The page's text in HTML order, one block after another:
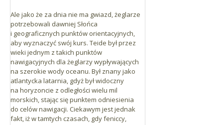
Ale jako że za dnia nie ma gwiazd, żeglarze
potrzebowali dawniej Słońca
i geograficznych punktów orientacyjnych,
aby wyznaczyć swój kurs. Teide był przez
wieki jednym z takich punktów
nawigacyjnych dla żeglarzy wypływających
na szerokie wody oceanu. Był znany jako
atlantycka latarnia, gdyż był widoczny
na horyzoncie z odległości wielu mil
morskich, stając się punktem odniesienia
do celów nawigacji. Ciekawym jest jednak
fakt, iż w tamtych czasach, gdy feniccy,